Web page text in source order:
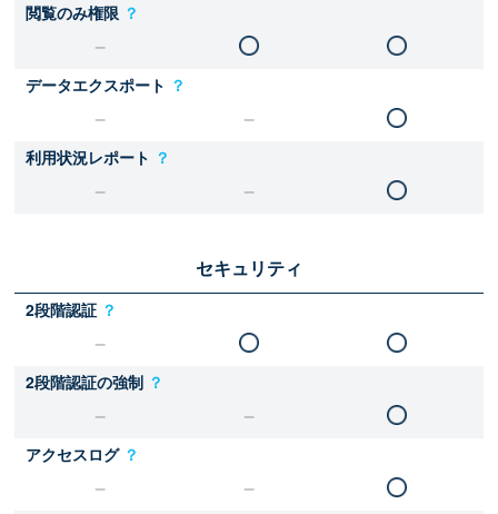
閲覧のみ権限 ？
データエクスポート ？
利用状況レポート ？
セキュリティ
2段階認証 ？
2段階認証の強制 ？
アクセスログ ？